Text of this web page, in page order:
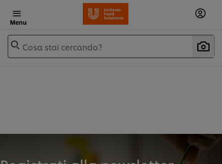
Menu
Cosa stai cercando?